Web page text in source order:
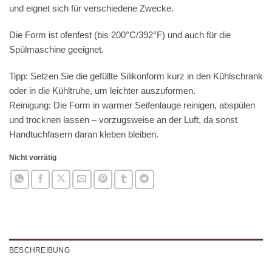
und eignet sich für verschiedene Zwecke.
Die Form ist ofenfest (bis 200°C/392°F) und auch für die
Spülmaschine geeignet.
Tipp: Setzen Sie die gefüllte Silikonform kurz in den Kühlschrank
oder in die Kühltruhe, um leichter auszuformen.
Reinigung: Die Form in warmer Seifenlauge reinigen, abspülen
und trocknen lassen – vorzugsweise an der Luft, da sonst
Handtuchfasern daran kleben bleiben.
Nicht vorrätig
BESCHREIBUNG